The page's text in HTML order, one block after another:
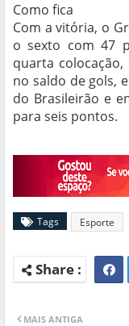
Como fica
Com a vitória, o
o sexto com 47
quarta
no saldo de gols,
do Brasileirão e
para seis pontos.
Tags Esporte
MAIS ANTIGA